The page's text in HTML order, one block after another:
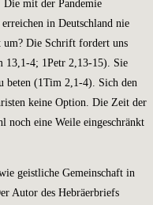
Die mit der Pandemie
in Deutschland nie
um? Die Schrift fordert uns
13,1-4; 1Petr 2,13-15). Sie
beten (1Tim 2 ,1-4). Sich den
keine Option. Die Zeit der
noch eine Weile eingeschränkt
geistliche Gemeinschaft in
Autor des Hebräerbriefs